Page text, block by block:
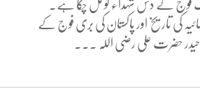
کی تاریخ اور پاکستان کی بری فوج کے
حضرت علی رضی اللہ ...